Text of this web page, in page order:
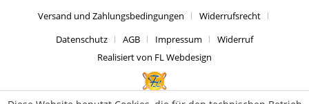
Versand und Zahlungsbedingungen
Widerrufsrecht
Datenschutz
AGB Impressum
Widerruf
Realisiert von FL Webdesign